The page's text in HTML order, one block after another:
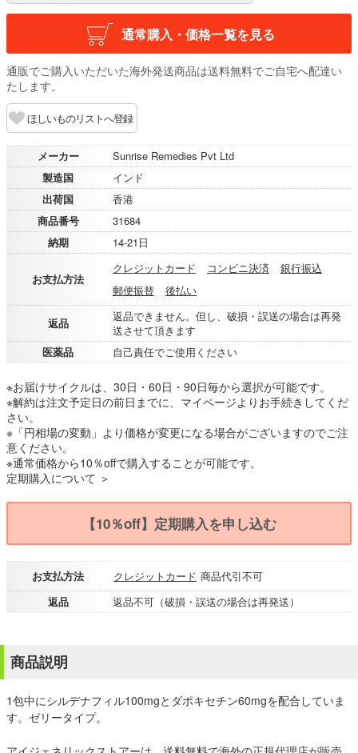
通常購入・価格一覧を見る
通販でご購入いただいた海外発送商品は送料無料でご自宅へ配達い
たします。
ほしいものリストへ登録
メーカー
Sunrise Remedies Pvt Ltd
製造国
インド
出荷国
香港
商品番号
31684
納期
14-21日
お支払方法
クレジットカード コンビニ決済
銀行振込
郵便振替
後払い
返品
返品できません。但し、破損・誤送の場合は再発
送させて頂きます
医薬品
自己責任でご使用ください
※お届けサイクルは、30日・60日・90日毎から選択が可能です。
※解約は注文予定日の前日までに、マイページよりお手続きしてくだ
さい。
※「円相場の変動」より価格が変更になる場合がございますのでご注
意ください。
※通常価格から10％offで購入することが可能です。
定期購入について ＞
【10％off】定期購入を申し込む
お支払方法 クレジットカード 商品代引不可
返品
返品不可（破損・誤送の場合は再発送）
商品説明
1包中にシルデナフィル100mgとダポキセチン60mgを配合していま
す。ゼリータイプ。